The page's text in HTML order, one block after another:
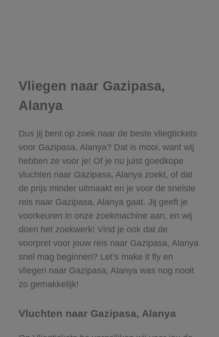
Vliegen naar Gazipasa,
Alanya
Dus jij bent op zoek naar de beste vliegtickets
voor Gazipasa, Alanya? Dat is mooi, want wij
hebben ze voor je! Of je nu juist goedkope
vluchten naar Gazipasa, Alanya zoekt, of dat
de prijs minder uitmaakt en je voor de snelste
reis naar Gazipasa, Alanya gaat. Jij geeft je
voorkeuren in onze zoekmachine aan, en wij
doen het zoekwerk! Vind je ook dat de
voorpret voor jouw reis naar Gazipasa, Alanya
snel mag beginnen? Let’s make it fly en
vliegen naar Gazipasa, Alanya was nog nooit
zo gemakkelijk!
Vluchten naar Gazipasa, Alanya